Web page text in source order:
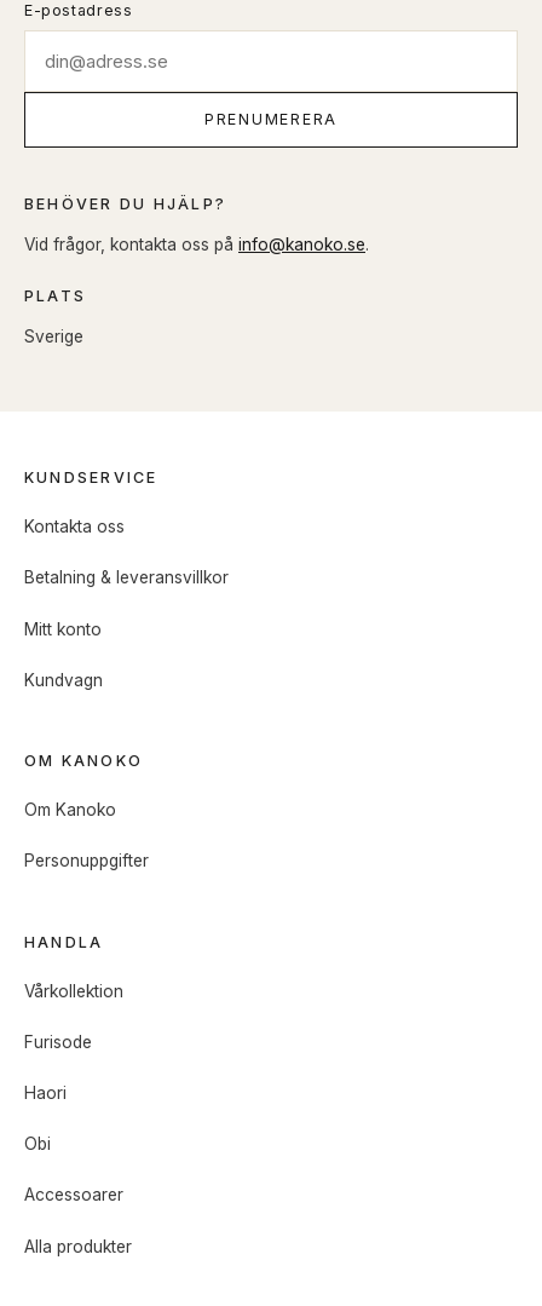
E-postadress
PRENUMERERA
BEHÖVER DU HJÄLP?
Vid frågor, kontakta oss på info@kanoko.se.
PLATS
Sverige
KUNDSERVICE
Kontakta oss
Betalning & leveransvillkor
Mitt konto
Kundvagn
OM KANOKO
Om Kanoko
Personuppgifter
HANDLA
Vårkollektion
Furisode
Haori
Obi
Accessoarer
Alla produkter